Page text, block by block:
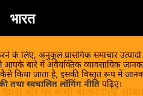
भारत
के लिए, अनुकूल प्रासंगिक समाचार
आपके बारे में अवैयक्तिक व्यावसायिक
किया जाता है, इसकी विस्तृत रूप में
तथा स्वचालित लॉगिंग नीति पढ़िए।
खास तौर पर रूसी बोलनेवाली